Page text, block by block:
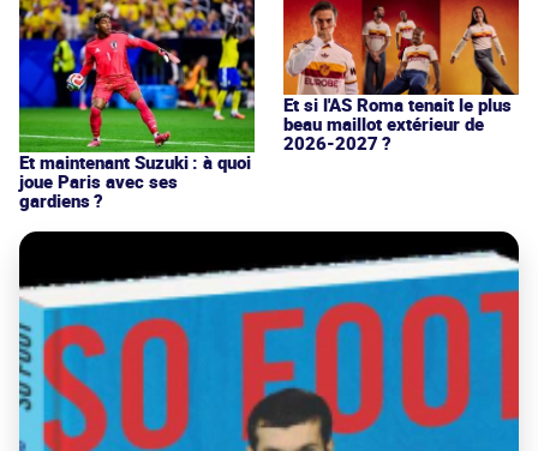
Et maintenant Suzuki : à quoi
joue Paris avec ses
gardiens ?
Et si l'AS Roma tenait le plus
beau maillot extérieur de
2026-2027 ?